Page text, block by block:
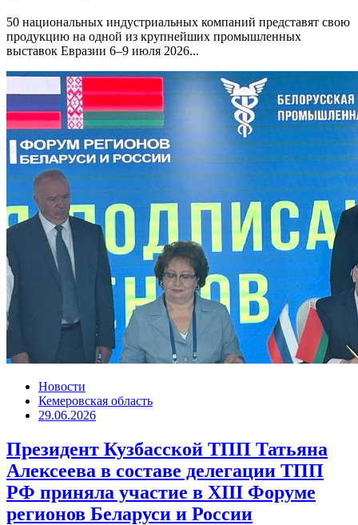
50 национальных индустриальных компаний представят свою
продукцию на одной из крупнейших промышленных
выставок Евразии 6–9 июля 2026...
Новости
Кемеровская область
29.06.2026
Президент Кузбасской ТПП Татьяна
Алексеева в составе делегации ТПП
РФ приняла участие в XIII Форуме
регионов Беларуси и России